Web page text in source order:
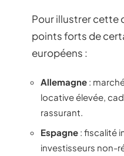
Pour illustrer cette
points forts de
européens :
Allemagne :
locative élevée,
rassurant.
Espagne : fiscalité
investisseurs non-